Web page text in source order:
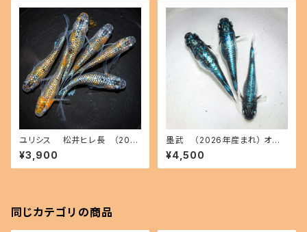
ユリシス 松井ヒレ長 （202
6年産まれ） オス3 メス3(現物
出品) ikahoff B-0801-5149
5-a
¥3,900
墨武 （2026年産まれ） オス1
メス2(現物出品) ikahoff B-0
718-51331-a
¥4,500
同じカテゴリの商品